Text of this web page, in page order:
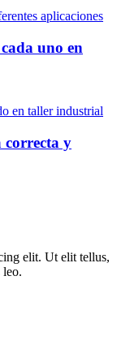
uno en
correcta y
elit. Ut elit tellus,
leo.